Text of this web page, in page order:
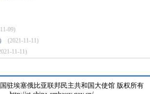
09)
(2021-11-11)
11-11)
驻埃塞俄比亚联邦民主共和国大使馆 版权所有